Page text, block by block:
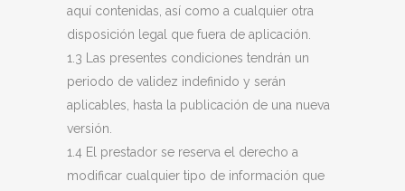
aquí contenidas, así como a cualquier otra
disposición legal que fuera de aplicación.
1.3 Las presentes condiciones tendrán un
periodo de validez indefinido y serán
aplicables, hasta la publicación de una nueva
versión.
1.4 El prestador se reserva el derecho a
modificar cualquier tipo de información que